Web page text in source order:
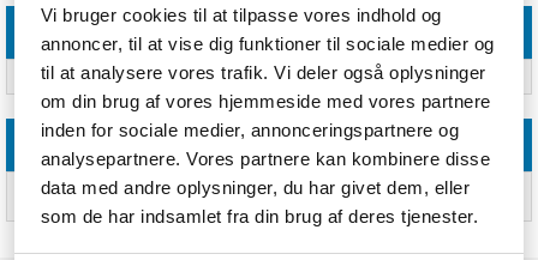
Vi bruger cookies til at tilpasse vores indhold og
annoncer, til at vise dig funktioner til sociale medier og
til at analysere vores trafik. Vi deler også oplysninger
om din brug af vores hjemmeside med vores partnere
inden for sociale medier, annonceringspartnere og
analysepartnere. Vores partnere kan kombinere disse
data med andre oplysninger, du har givet dem, eller
som de har indsamlet fra din brug af deres tjenester.
Driftsbetingelser
Driftstemperatur (T-T) 0 - 40 °C
Godkendelser
Certificering
cTUVus, CB, CE, FCC, BSMI, EAC, RCM, UKCA, RoHS,